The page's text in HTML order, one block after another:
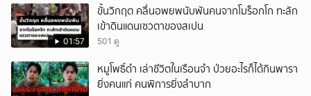
01:57
ขั้นวิกฤต คลื่นอพยพนับพันคนจากโมร็อกโก ทะลัก
เข้าดินแดนเซวตาของสเปน
501 ดู
หมูโพธิ์ดำ เล่าชีวิตในเรือนจำ ป่วยอะไรก็ได้กินพารา
ยิ่งคนแก่ คนพิการยิ่งลำบาก